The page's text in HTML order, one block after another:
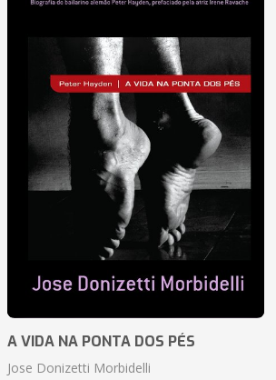
A VIDA NA PONTA DOS PÉS
Jose Donizetti Morbidelli